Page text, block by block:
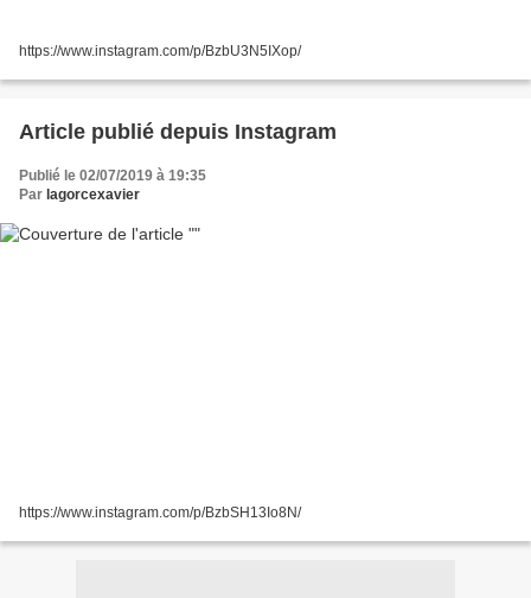
https://www.instagram.com/p/BzbU3N5IXop/
Article publié depuis Instagram
Publié le 02/07/2019 à 19:35
Par lagorcexavier
https://www.instagram.com/p/BzbSH13Io8N/